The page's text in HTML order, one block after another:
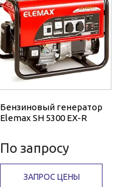
Бензиновый генератор
Elemax SH 5300 EX-R
По запросу
ЗАПРОС ЦЕНЫ